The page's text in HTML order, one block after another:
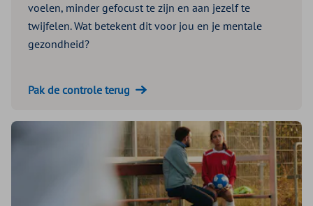
voelen, minder gefocust te zijn en aan jezelf te
twijfelen. Wat betekent dit voor jou en je mentale
gezondheid?
Pak de controle terug